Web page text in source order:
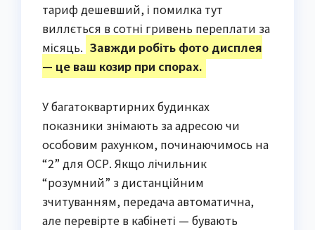
тариф дешевший, і помилка тут
виллється в сотні гривень переплати за
місяць. Завжди робіть фото дисплея
— це ваш козир при спорах.
У багатоквартирних будинках
показники знімають за адресою чи
особовим рахунком, починаючимось на
“2” для ОСР. Якщо лічильник
“розумний” з дистанційним
зчитуванням, передача автоматична,
але перевірте в кабінеті — бувають